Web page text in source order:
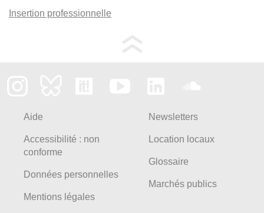
Insertion professionnelle
Aide
Accessibilité : non
conforme
Données personnelles
Mentions légales
Newsletters
Location locaux
Glossaire
Marchés publics